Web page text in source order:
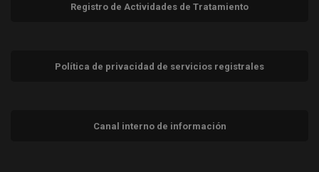
Registro de Actividades de Tratamiento
Política de privacidad de servicios registrales
Canal interno de información